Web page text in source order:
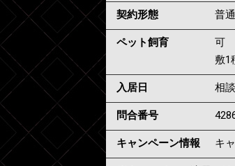
契約形態 普
ペット飼育
可
敷1
入居日 相談
問合番号
キャンペーン情報 キ